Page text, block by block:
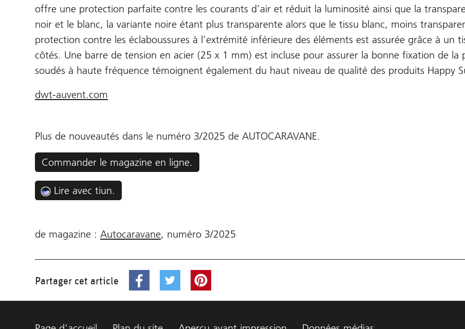
offre une protection parfaite contre les courants d’air et réduit la luminosité ainsi que la
noir et le blanc, la variante noire étant plus transparente alors que le tissu blanc, moins
protection contre les éclaboussures à l’extrémité inférieure des éléments est assurée grâce à un
côtés. Une barre de tension en acier (25 x 1 mm) est incluse pour assurer la bonne fixation de
soudés à haute fréquence témoignent également du haut niveau de qualité des produits Happy
dwt-auvent.com
Plus de nouveautés dans le numéro 3/2025 de AUTOCARAVANE.
Commander le magazine en ligne.
Lire avec tiun.
de magazine : Autocaravane, numéro 3/2025
Partager cet article